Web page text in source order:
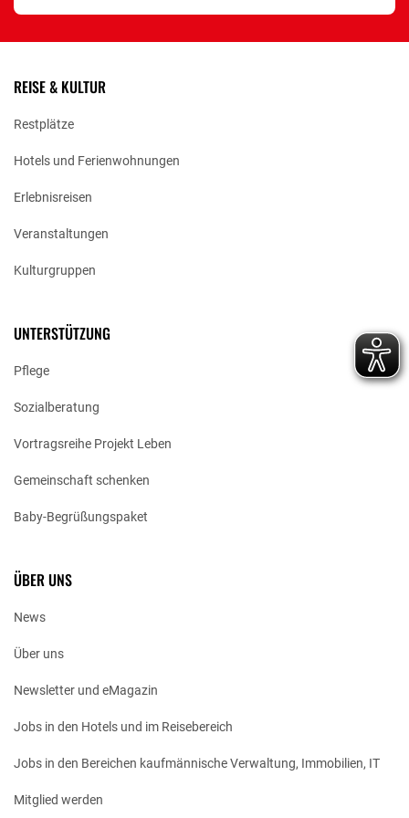
REISE & KULTUR
Restplätze
Hotels und Ferienwohnungen
Erlebnisreisen
Veranstaltungen
Kulturgruppen
UNTERSTÜTZUNG
Pflege
Sozialberatung
Vortragsreihe Projekt Leben
Gemeinschaft schenken
Baby-Begrüßungspaket
ÜBER UNS
News
Über uns
Newsletter und eMagazin
Jobs in den Hotels und im Reisebereich
Jobs in den Bereichen kaufmännische Verwaltung, Immobilien, IT
Mitglied werden